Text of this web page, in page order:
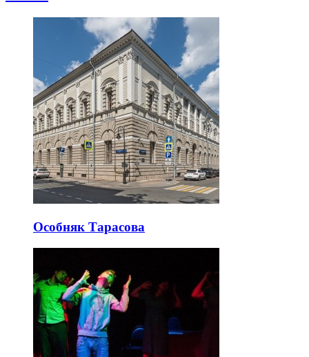
Особняк Тарасова